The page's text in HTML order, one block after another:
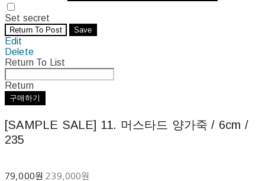
Set secret
Return To Post Save
Edit
Delete
Return To List
Return
구매하기
[SAMPLE SALE] 11. 머스타드 양가죽 / 6cm /
235
79,000원 239,000원